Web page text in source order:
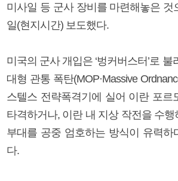
미사일 등 군사 장비를 마련해놓은 것
일(현지시간) 보도했다.
미국의 군사 개입은 ‘벙커버스터’로
대형 관통 폭탄(MOP·Massive
스텔스 전략폭격기에 실어 이란 포르
타격하거나, 이란 내 지상 작전을 수
부대를 공중 엄호하는 방식이 유력하
다.